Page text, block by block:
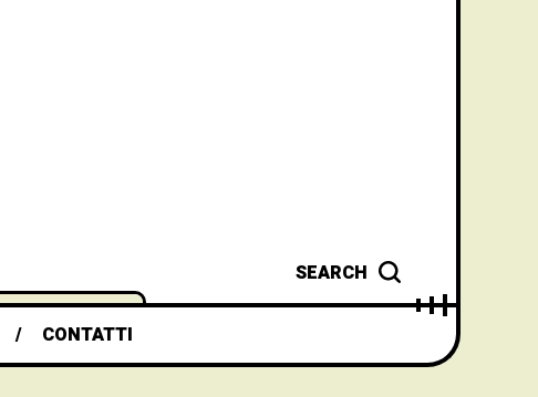
SEARCH
CONTATTI